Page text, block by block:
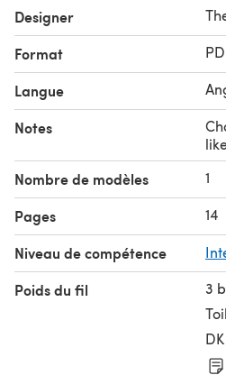
will be 9/10 cm or 3.5/ 4 inches.
Designer
Format
Langue
Notes
Nombre de modèles 1
Pages 14
Niveau de compétence
Poids du fil
3
DK